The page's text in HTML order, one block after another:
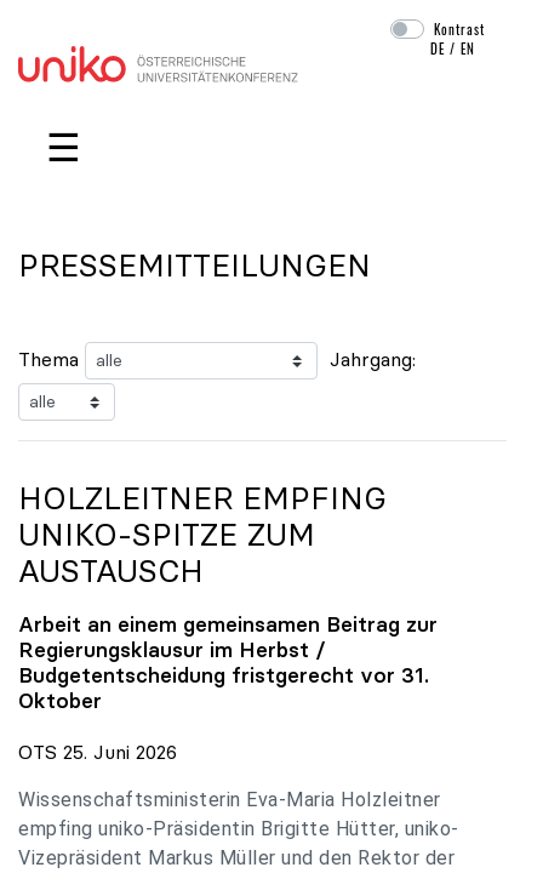
Navigation überspringen
Kontrast
DE /EN
☰
PRESSEMITTEILUNGEN
Thema Jahrgang:
HOLZLEITNER EMPFING
UNIKO-SPITZE ZUM
AUSTAUSCH
Arbeit an einem gemeinsamen Beitrag zur
Regierungsklausur im Herbst /
Budgetentscheidung fristgerecht vor 31.
Oktober
OTS 25. Juni 2026
Wissenschaftsministerin Eva-Maria Holzleitner
empfing uniko-Präsidentin Brigitte Hütter, uniko-
Vizepräsident Markus Müller und den Rektor der